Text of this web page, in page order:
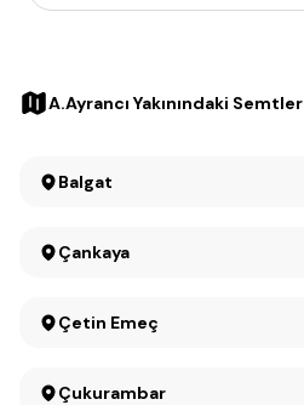
A.Ayrancı Yakınındaki Semtler
Balgat
Çankaya
Çetin Emeç
Çukurambar